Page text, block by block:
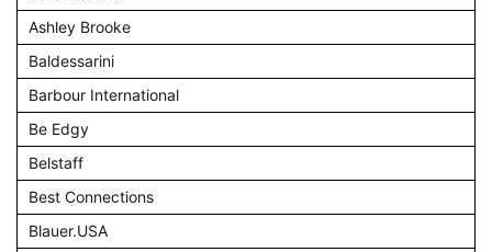
Ashley Brooke
Baldessarini
Barbour International
Be Edgy
Belstaff
Best Connections
Blauer.USA